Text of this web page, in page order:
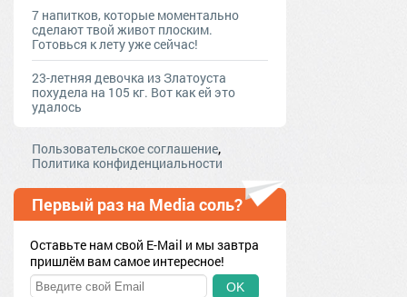
7 напитков, которые моментально
сделают твой живот плоским.
Готовься к лету уже сейчас!
23-летняя девочка из Златоуста
похудела на 105 кг. Вот как ей это
удалось
Пользовательское соглашение,
Политика конфиденциальности
Первый раз на Media соль?
Оставьте нам свой E-Mail и мы завтра
пришлём вам самое интересное!
OK